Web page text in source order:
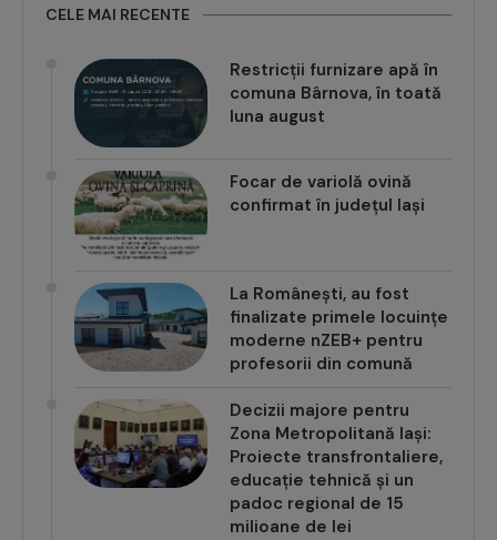
CELE MAI RECENTE
Restricții furnizare apă în
comuna Bârnova, în toată
luna august
Focar de variolă ovină
confirmat în județul Iași
La Românești, au fost
finalizate primele locuințe
moderne nZEB+ pentru
profesorii din comună
Decizii majore pentru
Zona Metropolitană Iași:
Proiecte transfrontaliere,
educație tehnică și un
padoc regional de 15
milioane de lei